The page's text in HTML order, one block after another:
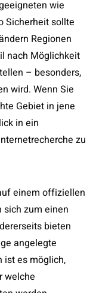
wie
Sicherheit sollte
Regionen
nach Möglichkeit
– besonders,
wird. Wenn Sie
Gebiet in jene
in ein
zu
einem offiziellen
sich zum einen
bieten
angelegte
ist es möglich,
welche